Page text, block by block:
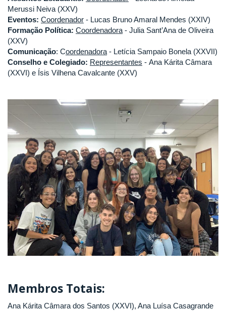
Merussi Neiva (XXV)
Eventos: Coordenador - Lucas Bruno Amaral Mendes (XXIV)
Formação Política: Coordenadora - Julia Sant’Ana de Oliveira
(XXV)
Comunicação: Coordenadora - Letícia Sampaio Bonela (XXVII)
Conselho e Colegiado: Representantes - Ana Kárita Câmara
(XXVI) e Ísis Vilhena Cavalcante (XXV)
Membros Totais:
Ana Kárita Câmara dos Santos (XXVI), Ana Luísa Casagrande